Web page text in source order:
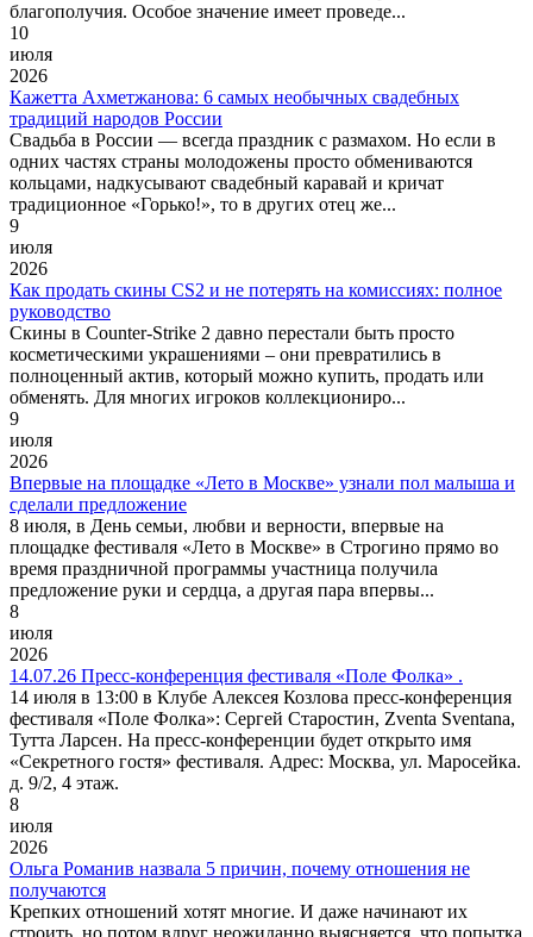
благополучия. Особое значение имеет проведе...
10
июля
2026
Кажетта Ахметжанова: 6 самых необычных свадебных
традиций народов России
Свадьба в России — всегда праздник с размахом. Но если в
одних частях страны молодожены просто обмениваются
кольцами, надкусывают свадебный каравай и кричат
традиционное «Горько!», то в других отец же...
9
июля
2026
Как продать скины CS2 и не потерять на комиссиях: полное
руководство
Скины в Counter-Strike 2 давно перестали быть просто
косметическими украшениями – они превратились в
полноценный актив, который можно купить, продать или
обменять. Для многих игроков коллекциониро...
9
июля
2026
Впервые на площадке «Лето в Москве» узнали пол малыша и
сделали предложение
8 июля, в День семьи, любви и верности, впервые на
площадке фестиваля «Лето в Москве» в Строгино прямо во
время праздничной программы участница получила
предложение руки и сердца, а другая пара впервы...
8
июля
2026
14.07.26 Пресс-конференция фестиваля «Поле Фолка» .
14 июля в 13:00 в Клубе Алексея Козлова пресс-конференция
фестиваля «Поле Фолка»: Сергей Старостин, Zventa Sventana,
Тутта Ларсен. На пресс-конференции будет открыто имя
«Секретного гостя» фестиваля. Адрес: Москва, ул. Маросейка.
д. 9/2, 4 этаж.
8
июля
2026
Ольга Романив назвала 5 причин, почему отношения не
получаются
Крепких отношений хотят многие. И даже начинают их
строить, но потом вдруг неожиданно выясняется, что попытка